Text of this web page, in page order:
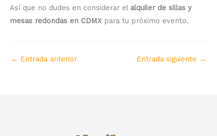
Así que no dudes en considerar el alquiler de sillas y
mesas redondas en CDMX para tu próximo evento.
← Entrada anterior Entrada siguiente →